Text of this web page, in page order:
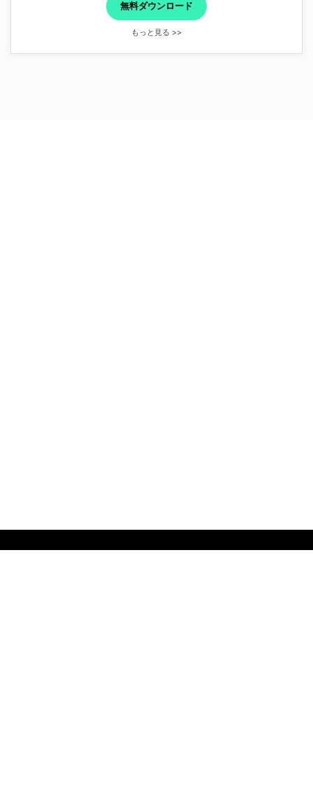
無料ダウンロード
もっと見る >>